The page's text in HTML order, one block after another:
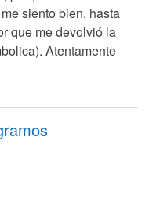
siento bien, hasta
que me devolvió la
Atentamente